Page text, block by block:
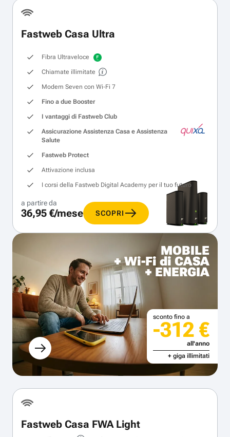
Fastweb Casa Ultra
Fibra Ultraveloce
Chiamate illimitate
Modem Seven con Wi‑Fi 7
Fino a due Booster
I vantaggi di Fastweb Club
Assicurazione Assistenza Casa e Assistenza
Salute
Fastweb Protect
Attivazione inclusa
I corsi della Fastweb Digital Academy per il tuo futuro
a partire da
36,95 €/mese SCOPRI
MOBILE
+ Wi-Fi di CASA
+ ENERGIA
sconto fino a
-312 €
all'anno
+ giga illimitati
Fastweb Casa FWA Light